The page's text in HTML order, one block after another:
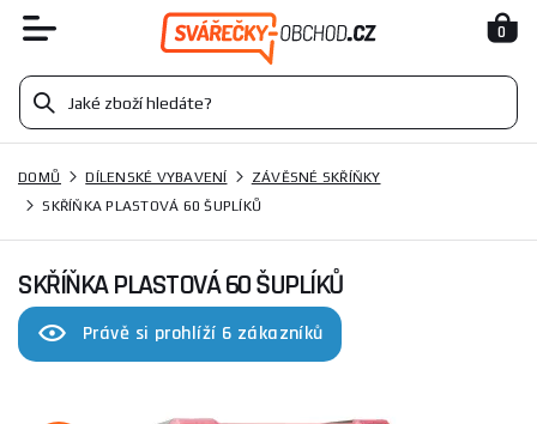
0
DOMŮ DÍLENSKÉ VYBAVENÍ
ZÁVĚSNÉ SKŘÍŇKY
SKŘÍŇKA PLASTOVÁ 60 ŠUPLÍKŮ
SKŘÍŇKA PLASTOVÁ 60 ŠUPLÍKŮ
Právě si prohlíží 6 zákazníků